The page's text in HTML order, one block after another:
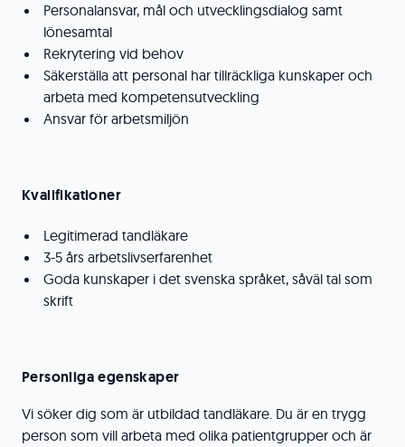
Personalansvar, mål och utvecklingsdialog samt
lönesamtal
Rekrytering vid behov
Säkerställa att personal har tillräckliga kunskaper och
arbeta med kompetensutveckling
Ansvar för arbetsmiljön
Kvalifikationer
Legitimerad tandläkare
3-5 års arbetslivserfarenhet
Goda kunskaper i det svenska språket, såväl tal som
skrift
Personliga egenskaper
Vi söker dig som är utbildad tandläkare. Du är en trygg
person som vill arbeta med olika patientgrupper och är